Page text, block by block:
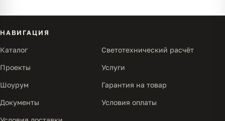
НАВИГАЦИЯ
Каталог Светотехнический расчёт
Проекты Услуги
Шоурум Гарантия на товар
Документы Условия оплаты